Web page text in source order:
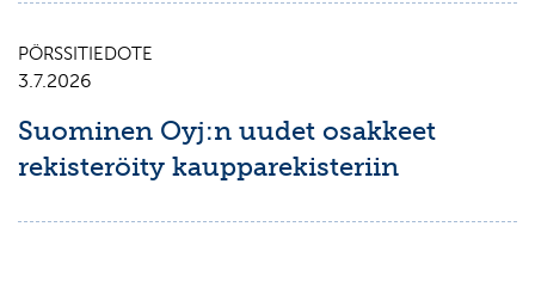
PÖRSSITIEDOTE
3.7.2026
Suominen Oyj:n uudet osakkeet
rekisteröity kaupparekisteriin